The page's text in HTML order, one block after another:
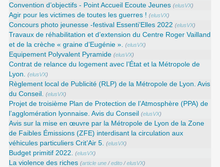
Convention d’objectifs - Point Accueil Ecoute Jeunes (elusVX)
Agir pour les victimes de toutes les guerres ! (elusVX)
Concours photo jeunesse -festival Essenti’Elles 2022 (elusVX)
Travaux de réhabilitation et d’extension du Centre Roger Vailland
et de la crèche « graine d’Eugénie ».
(elusVX)
Equipement Polyvalent Pyramide (elusVX)
Contrat de relance du logement avec l’État et la Métropole de
Lyon.
(elusVX)
Règlement local de Publicité (RLP) de la Métropole de Lyon. Avis
du Conseil.
(elusVX)
Projet de troisième Plan de Protection de l’Atmosphère (PPA) de
l’agglomération lyonnaise. Avis du Conseil (elusVX)
Avis sur la mise en œuvre par la Métropole de Lyon de la Zone
de Faibles Émissions (ZFE) interdisant la circulation aux
véhicules particuliers Crit’Air 5.
(elusVX)
Budget primitif 2022. (elusVX)
La violence des riches (article une /edito /elusVX)